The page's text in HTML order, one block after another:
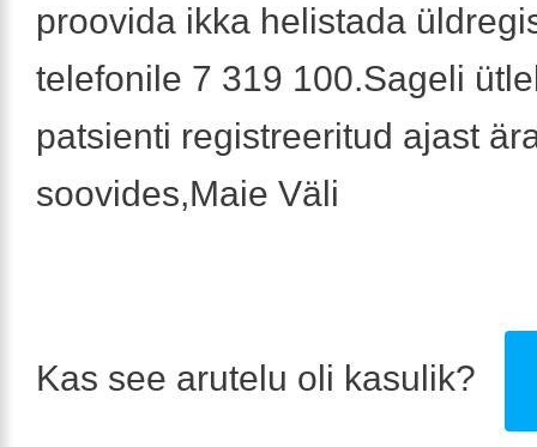
proovida ikka helistada
telefonile 7 319 100.Sageli
patsienti registreeritud ajast
soovides,Maie Väli
Kas see arutelu oli kasulik?